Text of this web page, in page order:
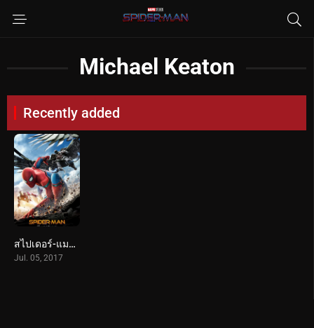
Michael Keaton
Recently added
สไปเดอร์-แมน: โฮมคัมมิ่ง (2017) Spider-Man: Homecoming
Jul. 05, 2017